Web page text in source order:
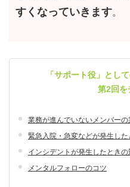
すくなっていきます。
「サポート役」とし
第2回を
業務が進んでいないメンバー
緊急入院・急変などが発生し
インシデントが発生したときの
メンタルフォローのコツ